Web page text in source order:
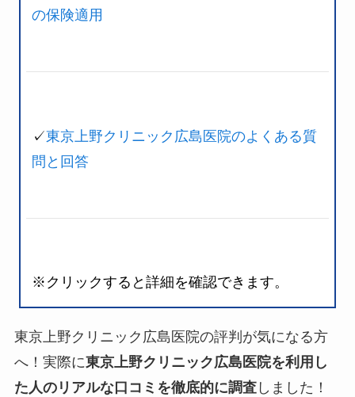
の保険適用
✓東京上野クリニック広島医院のよくある質
問と回答
※クリックすると詳細を確認できます。
東京上野クリニック広島医院の評判が気になる方
へ！実際に東京上野クリニック広島医院を利用し
た人のリアルな口コミを徹底的に調査しました！